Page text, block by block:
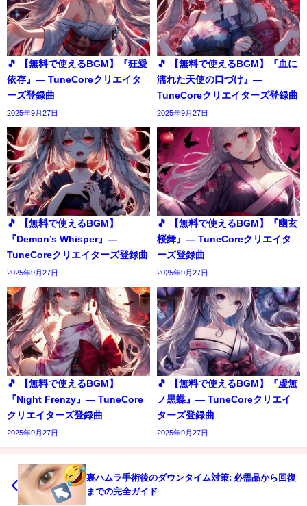
🎵 【無料で使えるBGM】『狂愛
依存』― TuneCoreクリエイタ
ーズ登録曲
2025年9月27日
🎵 【無料で使えるBGM】『血に
濡れた天使の口づけ』―
TuneCoreクリエイターズ登録曲
2025年9月27日
🎵 【無料で使えるBGM】
『Demon’s Whisper』―
TuneCoreクリエイターズ登録曲
2025年9月27日
🎵 【無料で使えるBGM】『幽玄
桜舞』― TuneCoreクリエイタ
ーズ登録曲
2025年9月27日
🎵 【無料で使えるBGM】
『Night Frenzy』― TuneCore
クリエイターズ登録曲
2025年9月27日
🎵 【無料で使えるBGM】『虚無
ノ黒蝶』― TuneCoreクリエイ
ターズ登録曲
2025年9月27日
裏ハムラ手術後のダウンタイム対策: 必需品から回復
までの完全ガイド